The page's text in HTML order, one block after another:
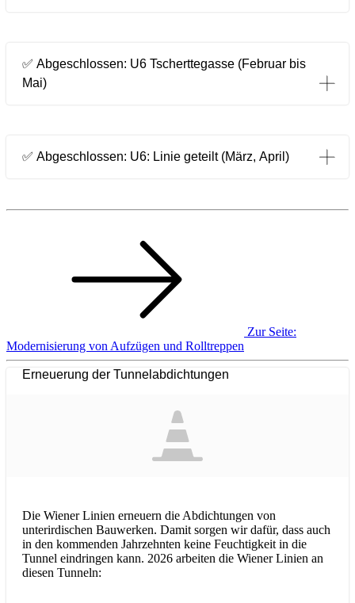
✅ Abgeschlossen: U6 Tscherttegasse (Februar bis
Mai)
✅ Abgeschlossen: U6: Linie geteilt (März, April)
Zur Seite:
Modernisierung von Aufzügen und Rolltreppen
Erneuerung der Tunnelabdichtungen
Die Wiener Linien erneuern die Abdichtungen von
unterirdischen Bauwerken. Damit sorgen wir dafür, dass auch
in den kommenden Jahrzehnten keine Feuchtigkeit in die
Tunnel eindringen kann. 2026 arbeiten die Wiener Linien an
diesen Tunneln: